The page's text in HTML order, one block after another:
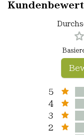
5
4
3
2